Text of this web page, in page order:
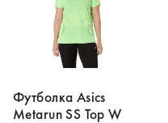
Футболка Asics
Metarun SS Top W